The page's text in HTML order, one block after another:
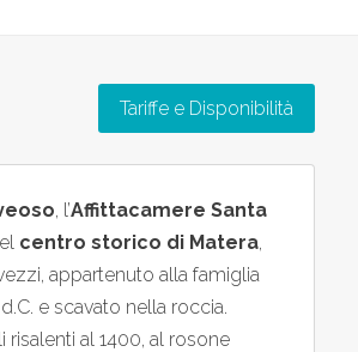
Tariffe e Disponibilità
, l’Affittacamere Santa
centro storico di Matera,
appartenuto alla famiglia
e scavato nella roccia.
al 1400, al rosone